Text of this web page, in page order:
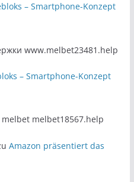
– Smartphone-Konzept
www.melbet23481.help
– Smartphone-Konzept
melbet18567.help
Amazon präsentiert das